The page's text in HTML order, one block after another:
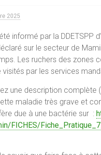
2025
informé par la DDETSPP
sur le secteur de
Les ruchers des zones
visités par les services
une description complète
maladie très grave et
due à une bactérie sur :
FICHES/